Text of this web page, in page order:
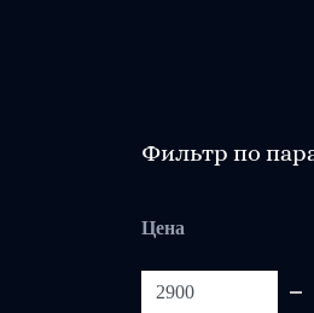
Фильтр по
Цена